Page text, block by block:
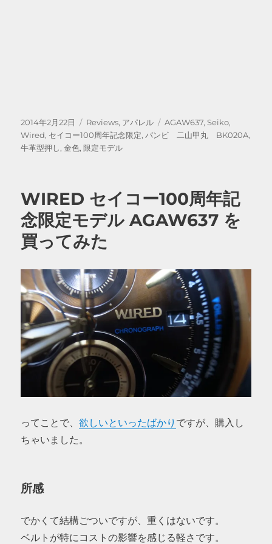
投
稿
日:
2014年2月22日
カ
テ
ゴ
Reviews, アパレル
タ
グ
AGAW637,Seiko,
Wired, セイコー100周年記念限定, バンビ 二山甲丸 BK020A,
牛革型押し,金色,限定モデル
WIRED セイコー100周年記
念限定モデル AGAW637 を
買ってみた
ってことで、欲しいといったばかり ですが、購入し
ちゃいました。
所感
でかくて結構ごついですが、重くはないです。
ベルトが特にコストの影響を感じる軽さです。